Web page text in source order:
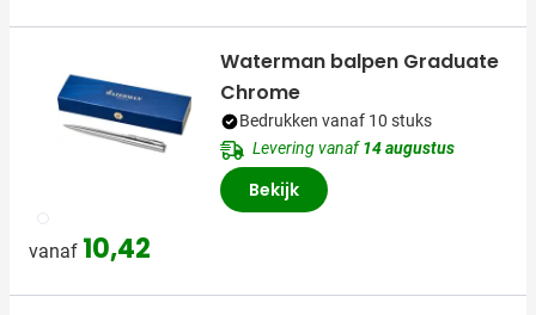
032
vanaf 10,42
Waterman balpen Graduate
Chrome
Bedrukken vanaf 10 stuks
Levering vanaf14 augustus
Bekijk